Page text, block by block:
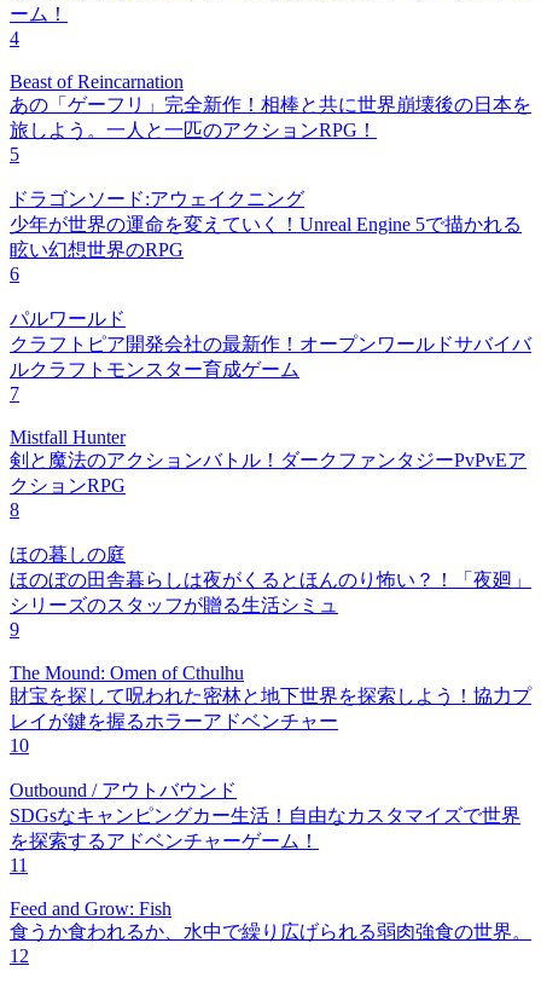
ーム！
4
Beast of Reincarnation
あの「ゲーフリ」完全新作！相棒と共に世界崩壊後の日本を
旅しよう。一人と一匹のアクションRPG！
5
ドラゴンソード:アウェイクニング
少年が世界の運命を変えていく！Unreal Engine 5で描かれる
眩い幻想世界のRPG
6
パルワールド
クラフトピア開発会社の最新作！オープンワールドサバイバ
ルクラフトモンスター育成ゲーム
7
Mistfall Hunter
剣と魔法のアクションバトル！ダークファンタジーPvPvEア
クションRPG
8
ほの暮しの庭
ほのぼの田舎暮らしは夜がくるとほんのり怖い？！「夜廻」
シリーズのスタッフが贈る生活シミュ
9
The Mound: Omen of Cthulhu
財宝を探して呪われた密林と地下世界を探索しよう！協力プ
レイが鍵を握るホラーアドベンチャー
10
Outbound / アウトバウンド
SDGsなキャンピングカー生活！自由なカスタマイズで世界
を探索するアドベンチャーゲーム！
11
Feed and Grow: Fish
食うか食われるか、水中で繰り広げられる弱肉強食の世界。
12